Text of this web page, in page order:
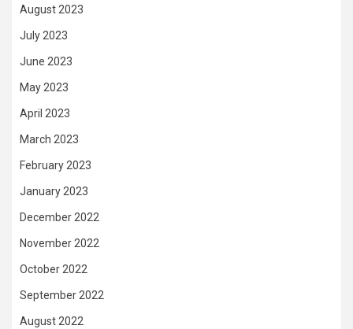
August 2023
July 2023
June 2023
May 2023
April 2023
March 2023
February 2023
January 2023
December 2022
November 2022
October 2022
September 2022
August 2022